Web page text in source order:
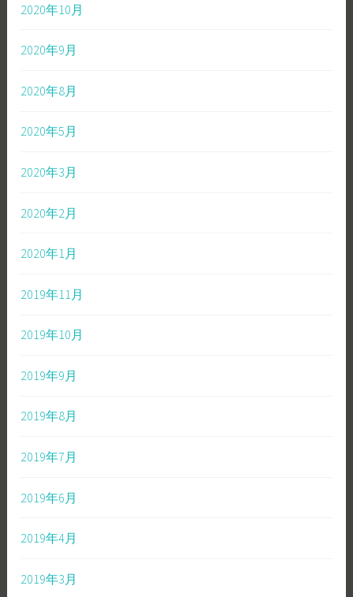
2020年10月
2020年9月
2020年8月
2020年5月
2020年3月
2020年2月
2020年1月
2019年11月
2019年10月
2019年9月
2019年8月
2019年7月
2019年6月
2019年4月
2019年3月